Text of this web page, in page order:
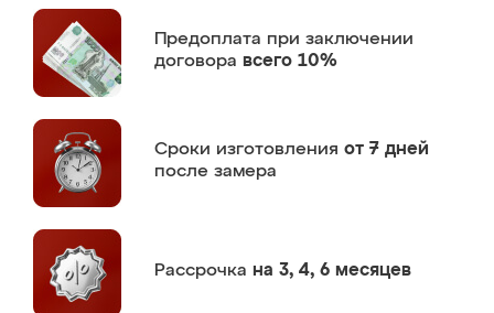
Предоплата при заключении
договора всего 10%
Сроки изготовления от 7 дней
после замера
Рассрочка на 3, 4, 6 месяцев